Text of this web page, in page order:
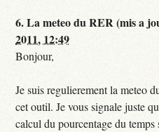
6.La meteo du RER (mis a
2011, 12:49
Bonjour,
Je suis regulierement la meteo
cet outil. Je vous signale juste
calcul du pourcentage du